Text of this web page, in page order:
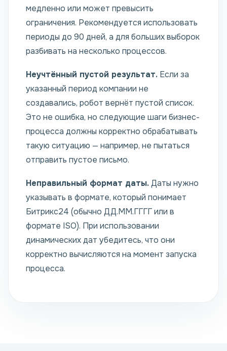
медленно или может превысить
ограничения. Рекомендуется использовать
периоды до 90 дней, а для больших выборок
разбивать на несколько процессов.
Неучтённый пустой результат. Если за
указанный период компании не
создавались, робот вернёт пустой список.
Это не ошибка, но следующие шаги бизнес-
процесса должны корректно обрабатывать
такую ситуацию — например, не пытаться
отправить пустое письмо.
Неправильный формат даты.Даты нужно
указывать в формате, который понимает
Битрикс24 (обычно ДД.ММ.ГГГГ или в
формате ISO). При использовании
динамических дат убедитесь, что они
корректно вычисляются на момент запуска
процесса.